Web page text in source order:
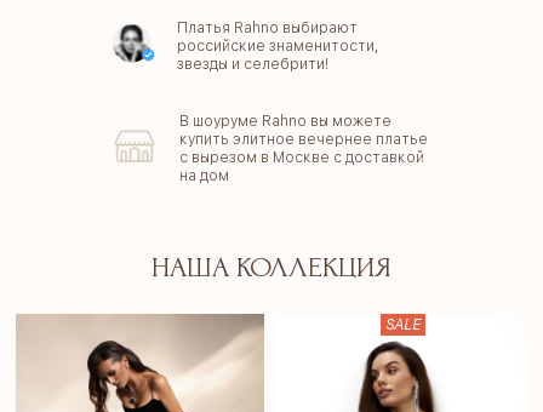
Платья Rahno выбирают
российские знаменитости,
звезды и селебрити!
В шоуруме Rahno вы можете
купить элитное вечернее платье
с вырезом в Москве с доставкой
на дом
НАША КОЛЛЕКЦИЯ
SALE